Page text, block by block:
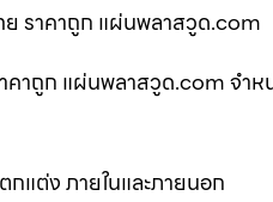
ราคาถูก แผ่นพลาสวูด.com
าถูก แผ่นพลาสวูด.com จำห
แต่ง ภายในและภายนอก